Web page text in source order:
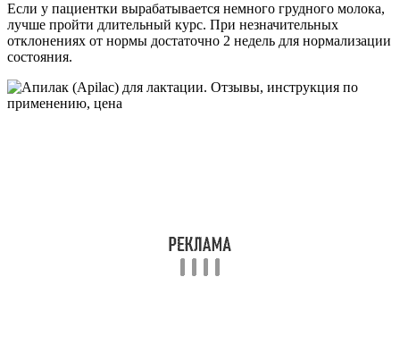
Если у пациентки вырабатывается немного грудного молока,
лучше пройти длительный курс. При незначительных
отклонениях от нормы достаточно 2 недель для нормализации
состояния.